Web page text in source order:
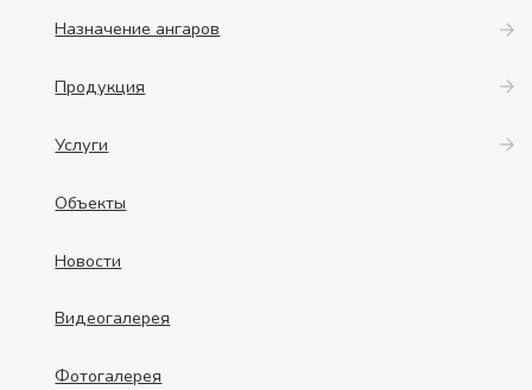
Назначение ангаров
Продукция
Услуги
Объекты
Новости
Видеогалерея
Фотогалерея